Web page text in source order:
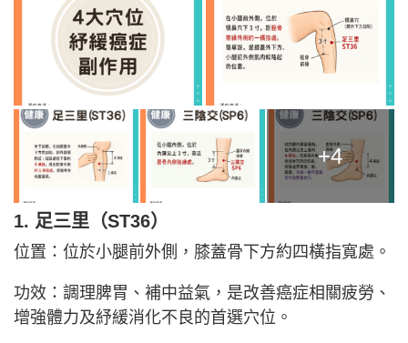
+4
1. 足三里（ST36）
位置：位於小腿前外側，膝蓋骨下方約四橫指寬處。
功效：調理脾胃、補中益氣，是改善癌症相關疲勞、
增強體力及紓緩消化不良的首選穴位。